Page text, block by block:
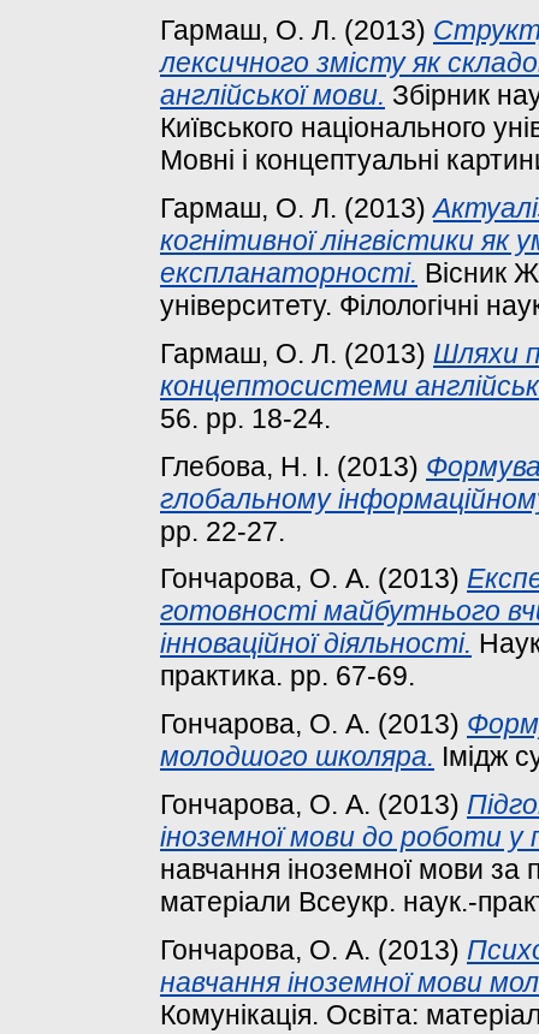
Гармаш, О. Л. (2013)
лексичного змісту як
англійської мови. Збірник
Київського національного
Мовні і концептуальні
Гармаш, О. Л. (2013)
когнітивної лінгвістики як
експланаторності. Вісник
університету. Філологічні
Гармаш, О. Л. (2013) Шляхи
концептосистеми
56. pp. 18-24.
Глебова, Н. І. (2013)
глобальному
pp. 22-27.
Гончарова, О. А. (2013)
готовності майбутнього
інноваційної діяльності.
практика. pp. 67-69.
Гончарова, О. А. (2013)
молодшого школяра. Імідж
Гончарова, О. А. (2013)
іноземної мови до роботи у
навчання іноземної мови
матеріали Всеукр. наук.-
Гончарова, О. А. (2013)
навчання іноземної мови
Комунікація. Освіта: